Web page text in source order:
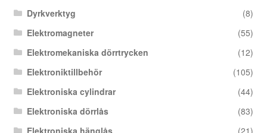
Dyrkverktyg
(8)
Elektromagneter
(55)
Elektromekaniska dörrtrycken
(12)
Elektroniktillbehör
(105)
Elektroniska cylindrar
(44)
Elektroniska dörrlås
(83)
Elektroniska hänglås
(21)